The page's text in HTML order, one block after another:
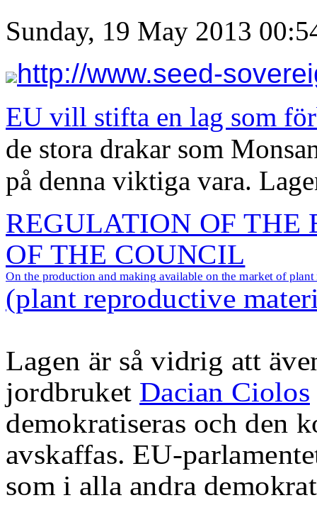
Sunday, 19 May 2013
http://www.seed-
EU vill stifta en lag som
de stora drakar som
på denna viktiga vara.
REGULATION OF THE
OF THE COUNCIL
On the production and making available on the market of plant
(plant reproductive
Lagen är så vidrig att
jordbruket Dacian Ciolos
demokratiseras och den
avskaffas. EU-
som i alla andra